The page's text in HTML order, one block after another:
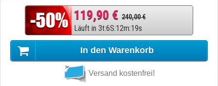
119,90 € 240,00 €
Läuft in 3t:6S:12m:18s
In den Warenkorb
Versand kostenfrei!